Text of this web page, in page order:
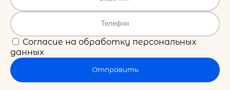
Согласие на обработку персональных
данных
Отправить